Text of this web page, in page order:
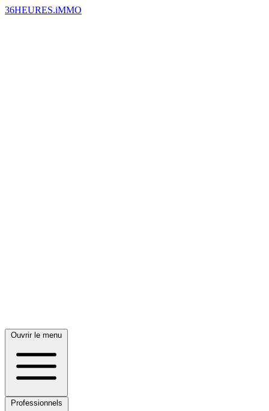
36HEURES.iMMO
Ouvrir le menu
Professionnels